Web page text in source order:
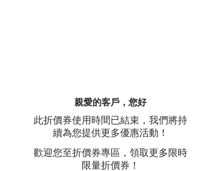
親愛的客戶，您好
此折價券使用時間已結束，我們將持
續為您提供更多優惠活動！
歡迎您至折價券專區，領取更多限時
限量折價券！